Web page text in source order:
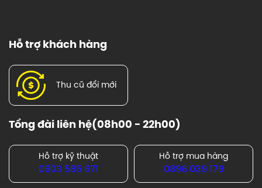
Hỗ trợ khách hàng
Thu cũ đổi mới
Tổng đài liên hệ(08h00 - 22h00)
Hỗ trợ kỹ thuật
0903 585 671
Hỗ trợ mua hàng
0896 039 179